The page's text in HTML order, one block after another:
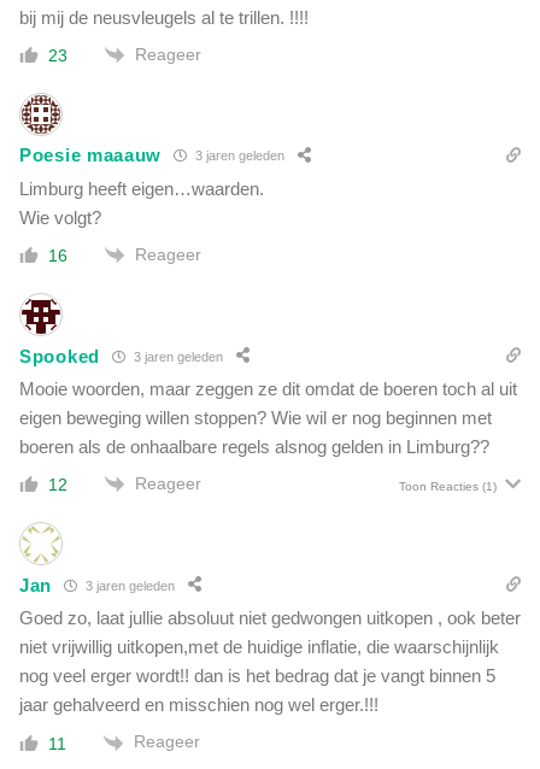
bij mij de neusvleugels al te trillen. !!!!
23 Reageer
Poesie maaauw 3 jaren geleden
Limburg heeft eigen…waarden.
Wie volgt?
16 Reageer
Spooked 3 jaren geleden
Mooie woorden, maar zeggen ze dit omdat de boeren toch al uit
eigen beweging willen stoppen? Wie wil er nog beginnen met
boeren als de onhaalbare regels alsnog gelden in Limburg??
12 Reageer Toon Reacties (1)
Jan 3 jaren geleden
Goed zo, laat jullie absoluut niet gedwongen uitkopen , ook beter
niet vrijwillig uitkopen,met de huidige inflatie, die waarschijnlijk
nog veel erger wordt!! dan is het bedrag dat je vangt binnen 5
jaar gehalveerd en misschien nog wel erger.!!!
11 Reageer